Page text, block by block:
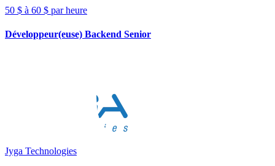
50 $ à 60 $ par heure
Développeur(euse) Backend Senior
Jyga Technologies